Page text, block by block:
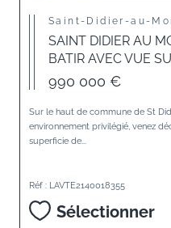
Saint-Didier-au-
SAINT DIDIER AU
BATIR AVEC VUE
990 000 €
Sur le haut de commune de St
environnement privilégié, venez
superficie de...
Réf : LAVTE2140018355
Sélectionner